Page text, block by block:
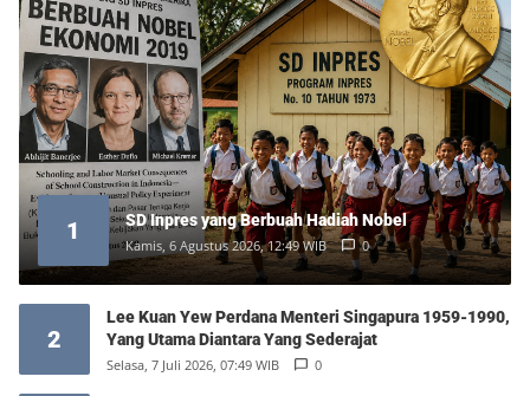
1 SD Inpres yang Berbuah Hadiah Nobel
Kamis, 6 Agustus 2026, 12:49 WIB 0
2
Lee Kuan Yew Perdana Menteri Singapura 1959-1990,
Yang Utama Diantara Yang Sederajat
Selasa, 7 Juli 2026, 07:49 WIB 0